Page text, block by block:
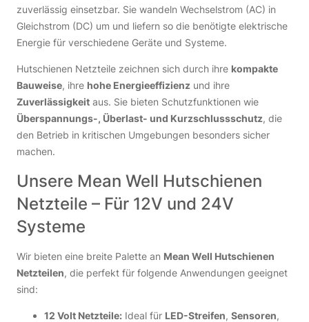
zuverlässig einsetzbar. Sie wandeln Wechselstrom (AC) in
Gleichstrom (DC) um und liefern so die benötigte elektrische
Energie für verschiedene Geräte und Systeme.
Hutschienen Netzteile zeichnen sich durch ihre kompakte
Bauweise, ihre hohe Energieeffizienz und ihre
Zuverlässigkeit aus. Sie bieten Schutzfunktionen wie
Überspannungs-, Überlast- und Kurzschlussschutz, die
den Betrieb in kritischen Umgebungen besonders sicher
machen.
Unsere Mean Well Hutschienen
Netzteile – Für 12V und 24V
Systeme
Wir bieten eine breite Palette an Mean Well Hutschienen
Netzteilen, die perfekt für folgende Anwendungen geeignet
sind:
12 Volt Netzteile: Ideal für LED-Streifen, Sensoren,